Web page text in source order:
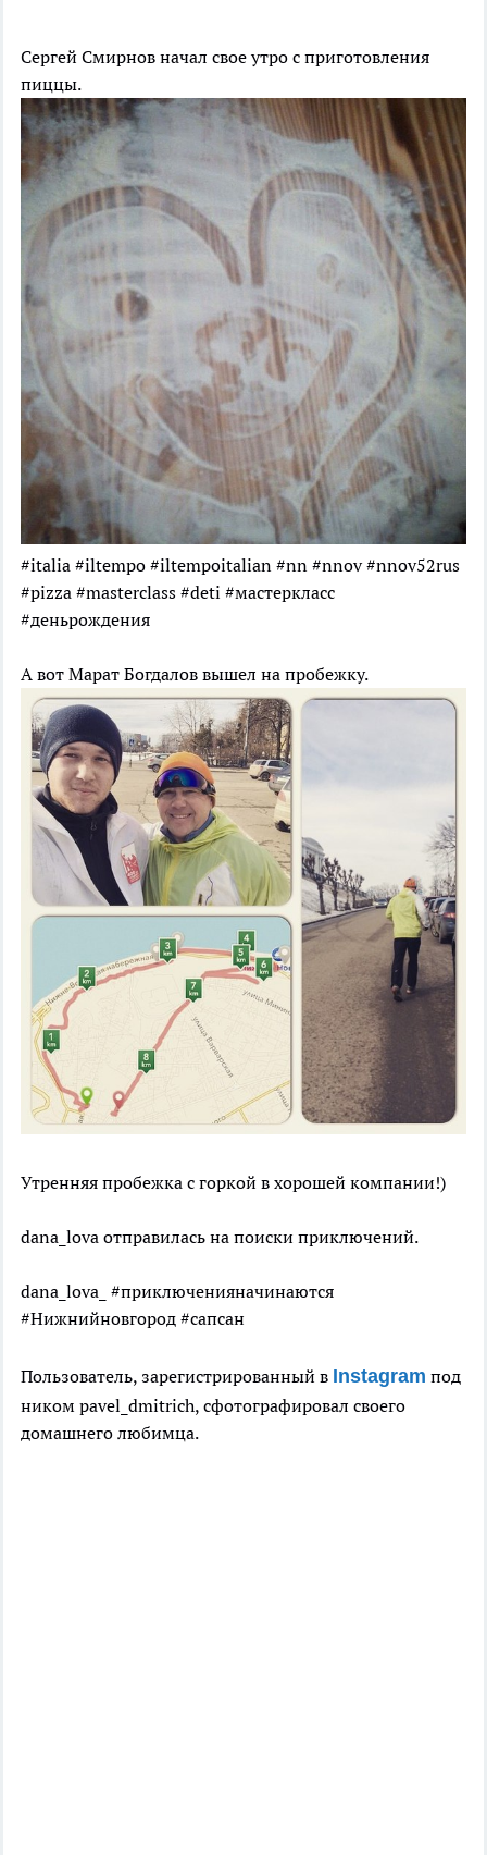
Сергей Смирнов начал свое утро с приготовления
пиццы.
#italia #iltempo #iltempoitalian #nn #nnov #nnov52rus
#pizza #masterclass #deti #мастеркласс
#деньрождения
А вот Марат Богдалов вышел на пробежку.
Утренняя пробежка с горкой в хорошей компании!)
dana_lova отправилась на поиски приключений.
dana_lova_ #приключенияначинаются
#Нижнийновгород #сапсан
Пользователь, зарегистрированный в Instagram под
ником pavel_dmitrich, сфотографировал своего
домашнего любимца.